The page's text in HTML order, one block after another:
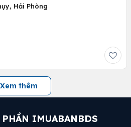
Hải Phòng
Xem thêm
IMUABANBDS